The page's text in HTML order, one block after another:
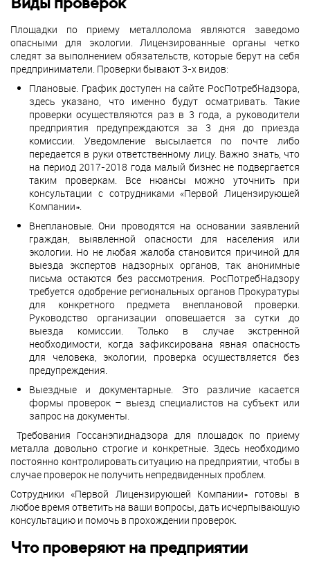
Площадки по приему металлолома являются заведомо
опасными для экологии. Лицензированные органы четко
следят за выполнением обязательств, которые берут на себя
предприниматели. Проверки бывают 3-х видов:
Плановые. График доступен на сайте РосПотребНадзора,
здесь указано, что именно будут осматривать. Такие
проверки осуществляются раз в 3 года, а руководители
предприятия предупреждаются за 3 дня до приезда
комиссии. Уведомление высылается по почте либо
передается в руки ответственному лицу. Важно знать, что
на период 2017-2018 года малый бизнес не подвергается
таким проверкам. Все нюансы можно уточнить при
консультации с сотрудниками «Первой Лицензирующей
Компании».
Внеплановые. Они проводятся на основании заявлений
граждан, выявленной опасности для населения или
экологии. Но не любая жалоба становится причиной для
выезда экспертов надзорных органов, так анонимные
письма остаются без рассмотрения. РосПотребНадзору
требуется одобрение региональных органов Прокуратуры
для конкретного предмета внеплановой проверки.
Руководство организации оповещается за сутки до
выезда комиссии. Только в случае экстренной
необходимости, когда зафиксирована явная опасность
для человека, экологии, проверка осуществляется без
предупреждения.
Выездные и документарные. Это различие касается
формы проверок – выезд специалистов на субъект или
запрос на документы.
Требования Госсанэпиднадзора для площадок по приему
металла довольно строгие и конкретные. Здесь необходимо
постоянно контролировать ситуацию на предприятии, чтобы в
случае проверок не получить непредвиденных проблем.
Сотрудники «Первой Лицензирующей Компании» готовы в
любое время ответить на ваши вопросы, дать исчерпывающую
консультацию и помочь в прохождении проверок.
Что проверяют на предприятии